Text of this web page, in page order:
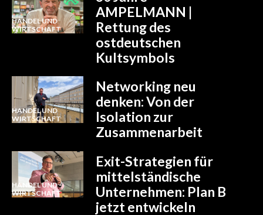
HANDEL UND
WIRTSCHAFT
AMPELMANN |
Rettung des
ostdeutschen
Kultsymbols
HANDEL UND
WIRTSCHAFT
Networking neu
denken: Von der
Isolation zur
Zusammenarbeit
HANDEL UND
WIRTSCHAFT
Exit-Strategien für
mittelständische
Unternehmen: Plan B
jetzt entwickeln